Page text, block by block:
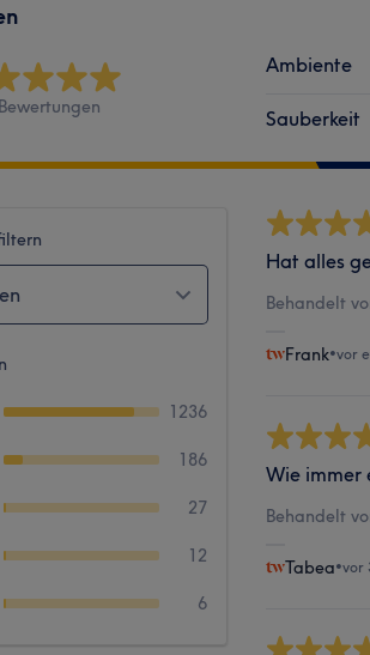
Ambiente
Sauberkeit
1236
186
27
12
6
Hat alles
Behandelt
Frank•vor
Wie immer
Behandelt
Tabea•vor